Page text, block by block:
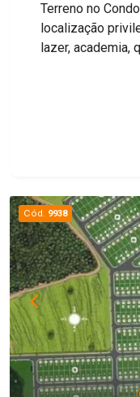
Terreno no
localização
lazer, academia,
Cód. 9938